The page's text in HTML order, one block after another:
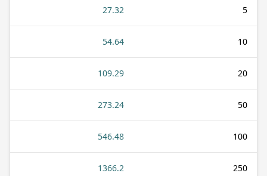
5
27.32
10
54.64
20
109.29
50
273.24
100
546.48
250
1366.2